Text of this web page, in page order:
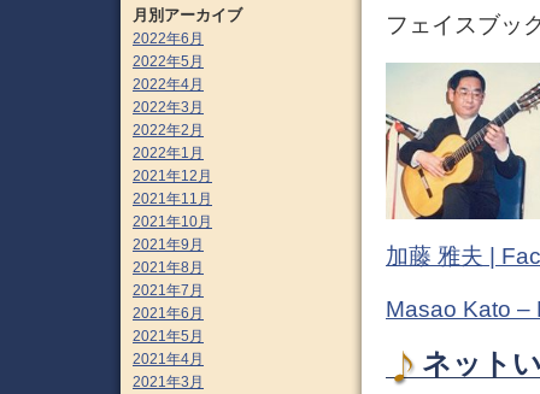
フェイスブッ
加藤 雅夫 |
Masao Kato –
ネット
月別アーカイブ
2022年6月
2022年5月
2022年4月
2022年3月
2022年2月
2022年1月
2021年12月
2021年11月
2021年10月
2021年9月
2021年8月
2021年7月
2021年6月
2021年5月
2021年4月
2021年3月